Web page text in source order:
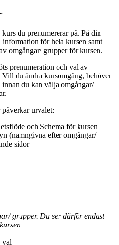
du prenumererar på. På din
för hela kursen samt
omgångar/ grupper för kursen.
prenumeration och val av
du ändra kursomgång, behöver
du kan välja omgångar/
urvalet:
och Schema för kursen
(namngivna efter omgångar/
sidor
grupper. Du ser därför endast
val